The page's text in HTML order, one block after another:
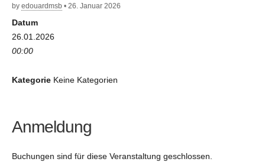
by edouardmsb • 26. Januar 2026
Datum
26.01.2026
00:00
Kategorie Keine Kategorien
Anmeldung
Buchungen sind für diese Veranstaltung geschlossen.